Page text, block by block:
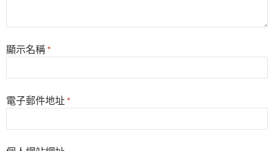
顯示名稱 *
電子郵件地址 *